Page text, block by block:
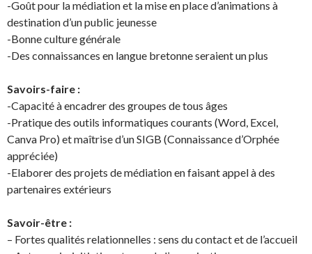
-Goût pour la médiation et la mise en place d’animations à
destination d’un public jeunesse
-Bonne culture générale
-Des connaissances en langue bretonne seraient un plus
Savoirs-faire :
-Capacité à encadrer des groupes de tous âges
-Pratique des outils informatiques courants (Word, Excel,
Canva Pro) et maîtrise d’un SIGB (Connaissance d’Orphée
appréciée)
-Elaborer des projets de médiation en faisant appel à des
partenaires extérieurs
Savoir-être :
– Fortes qualités relationnelles : sens du contact et de l’accueil